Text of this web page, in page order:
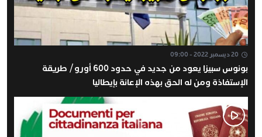
20 ديسمبر 2022 - 09:00
بونوس سبيزا يعود من جديد في حدود 600 أورو / طريقة
الإستفاذة ومن له الحق بهذه الإعانة بإيطاليا